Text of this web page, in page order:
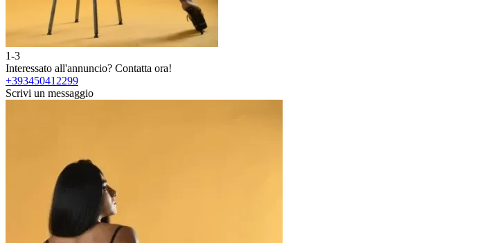
1-3
Interessato all'annuncio? Contatta ora!
+393450412299
Scrivi un messaggio